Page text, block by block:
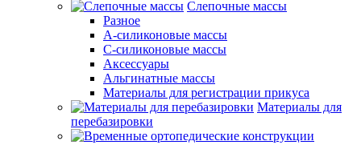
Слепочные массы
Разное
А-силиконовые массы
С-силиконовые массы
Аксессуары
Альгинатные массы
Материалы для регистрации прикуса
Материалы для
перебазировки